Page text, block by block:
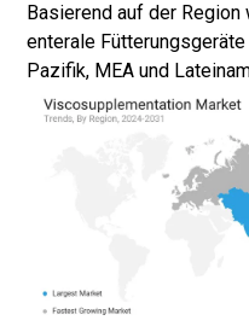
Basierend auf der
enterale
Pazifik, MEA und